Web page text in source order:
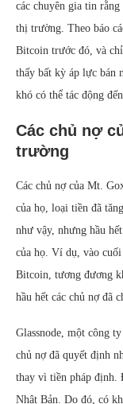
các chuyên gia tin
thị trường. Theo báo
Bitcoin trước đó, và
thấy bất kỳ áp lực bán
khó có thể tác động
Các chủ nợ
trường
Các chủ nợ của Mt.
của họ, loại tiền đã
như vậy, nhưng hầu
của họ. Ví dụ, vào
Bitcoin, tương đương
hầu hết các chủ nợ đã
Glassnode, một công
chủ nợ đã quyết định
thay vì tiền pháp định.
Nhật Bản. Do đó, có